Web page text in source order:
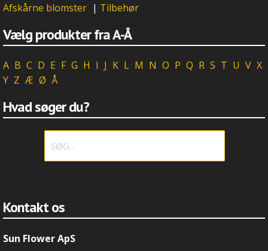
Afskårne blomster | Tilbehør
Vælg produkter fra A-Å
A B C D E F G H I J K L M N O P Q R S T U V X
Y Z Æ Ø Å
Hvad søger du?
Kontakt os
Sun Flower ApS